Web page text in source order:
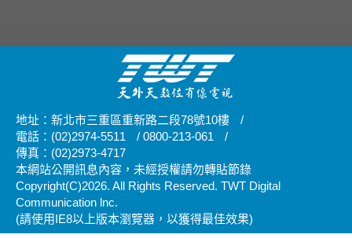
地址：新北市三重區重新路二段78號10樓
/
電話：(02)2974-5511
/ 0800-213-061
/
傳真：(02)2973-4717
本網站公開訊息內容，未經授權請勿轉貼節錄
Copyright(C)2026. All Rights Reserved. TWT Digital
Communication lnc.
(請使用IE8以上版本瀏覽器，以獲得最佳效果)